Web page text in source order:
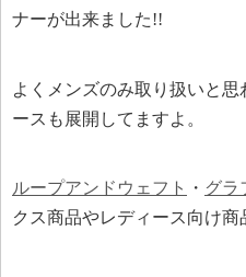
ナーが出来ました!!
よくメンズのみ取り扱いと
ースも展開してますよ。
ループアンドウェフト ・ グラ
クス商品やレディース向け商